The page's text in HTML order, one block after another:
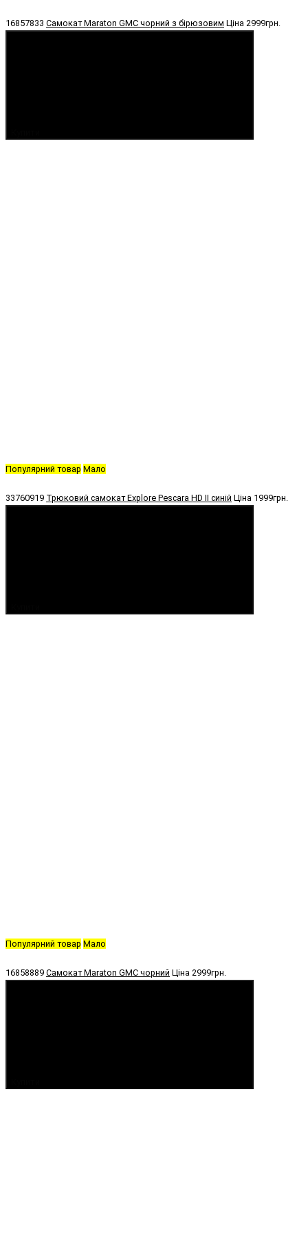
16857833 Самокат Maraton GMC чорний з бірюзовим Ціна 2999грн.
Популярний товар Мало
33760919 Трюковий самокат Explore Pescara HD II синій Ціна 1999грн.
Популярний товар Мало
16858889 Самокат Maraton GMC чорний Ціна 2999грн.